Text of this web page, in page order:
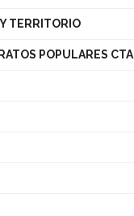
TERRITORIO
POPULARES CTA